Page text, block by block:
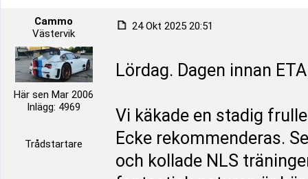
Cammo
Västervik
Här sen Mar 2006
Inlägg: 4969
Trådstartare
24 Okt 2025 20:51
Lördag. Dagen innan
Vi käkade en stadig
Ecke rekommenderas.
och kollade NLS